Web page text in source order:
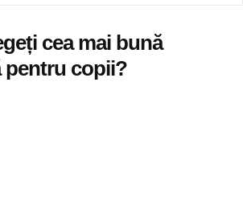
cea mai bună
pentru copii?